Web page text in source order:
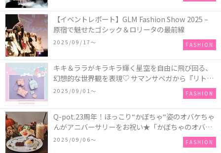
【イベントレポート】GLM Fashion Show 2025 –
原宿で魅せたゴシック＆ロリータの最前線
2025/09/17〜 FASHION
キキ＆ララがキラキラ輝く星空を自由に飛び回る、
幻想的な世界観を表現♡ サマンサベガから『リトル
ツインスターズ』50周年アニバーサリーイヤー』を
2025/09/01〜 FASHION
Q-pot.23周年！ほっこり“かぼちゃ“姿のオバケちゃ
んがアニバーサリーをお祝い★「かぼちゃのオバケ
ーキアクセサリー」が新発売！Q-pot CAFE.では
「かぼちゃのオバケーキプレート」も登場
2025/09/06〜 FASHION